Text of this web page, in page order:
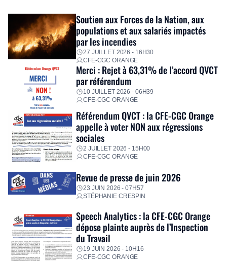
Fidèle à sa mission d’utilité sociale, le Groupe mobilise
immédiatement ses équipes afin de proposer un diagnostic
personnalisé, des aides financières pour faire face aux
premières dépenses, […]
Soutien aux Forces de la Nation, aux
populations et aux salariés impactés
par les incendies
27 JUILLET 2026 - 16H30
CFE-CGC ORANGE
Merci : Rejet à 63,31% de l’accord QVCT
par référendum
10 JUILLET 2026 - 06H39
CFE-CGC ORANGE
Référendum QVCT : la CFE-CGC Orange
appelle à voter NON aux régressions
sociales
2 JUILLET 2026 - 15H00
CFE-CGC ORANGE
Revue de presse de juin 2026
23 JUIN 2026 - 07H57
STÉPHANIE CRESPIN
Speech Analytics : la CFE-CGC Orange
dépose plainte auprès de l’Inspection
du Travail
19 JUIN 2026 - 10H16
CFE-CGC ORANGE